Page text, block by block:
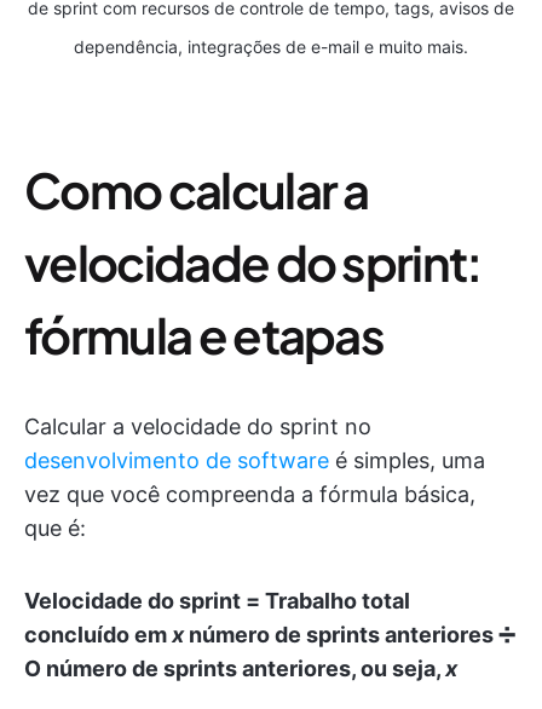
de sprint com recursos de controle de tempo, tags, avisos de
dependência, integrações de e-mail e muito mais.
Como calcular a
velocidade do sprint:
fórmula e etapas
Calcular a velocidade do sprint no
desenvolvimento de software é simples, uma
vez que você compreenda a fórmula básica,
que é:
Velocidade do sprint = Trabalho total
concluído emxnúmero de sprints anteriores ➗
O número de sprints anteriores, ou seja,x